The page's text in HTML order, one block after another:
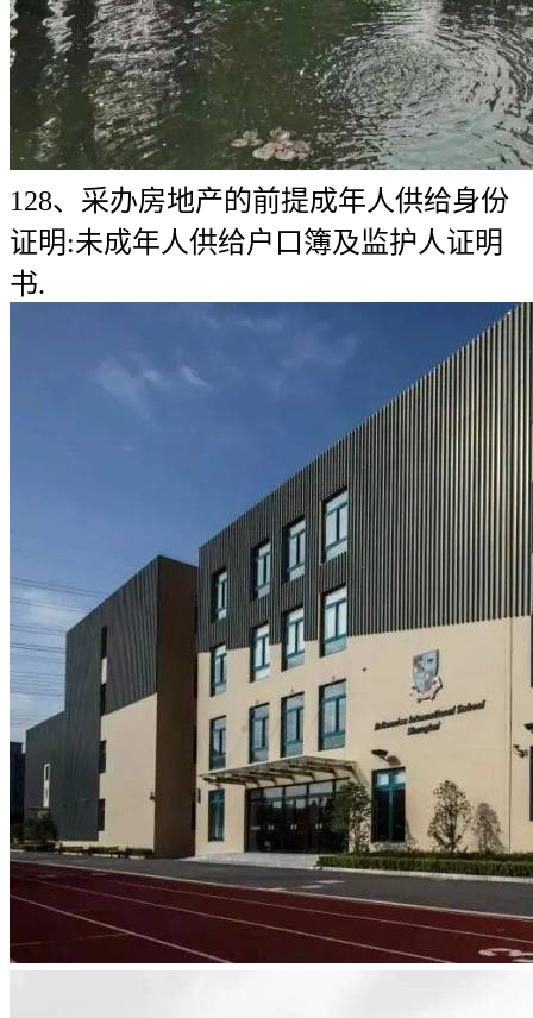
128、采办房地产的前提成年人供给身份
证明:未成年人供给户口簿及监护人证明
书.